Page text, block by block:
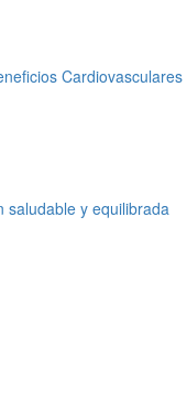
Cardiovasculares
saludable y equilibrada